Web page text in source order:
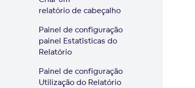
relatório de cabeçalho
Painel de configuração
painel Estatísticas do
Relatório
Painel de configuração
Utilização do Relatório